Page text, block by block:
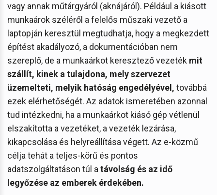
vagy annak műtárgyáról (aknájáról). Például a kiásott
munkaárok széléről a felelős műszaki vezető a
laptopján keresztül megtudhatja, hogy a megkezdett
építést akadályozó, a dokumentációban nem
szereplő, de a munkaárkot keresztező vezeték mit
szállít, kinek a tulajdona, mely szervezet
üzemelteti, melyik hatóság engedélyével, továbbá
ezek elérhetőségét. Az adatok ismeretében azonnal
tud intézkedni, ha a munkaárkot kiásó gép vétlenül
elszakította a vezetéket, a vezeték lezárása,
kikapcsolása és helyreállítása végett. Az e-közmű
célja tehát a teljes-körű és pontos
adatszolgáltatáson túl a távolság és az idő
legyőzése az emberek érdekében.